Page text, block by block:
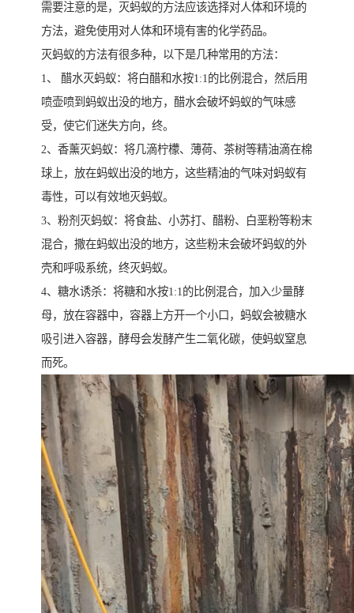
需要注意的是，灭蚂蚁的方法应该选择对人体和环境的
方法，避免使用对人体和环境有害的化学药品。
灭蚂蚁的方法有很多种，以下是几种常用的方法：
1、 醋水灭蚂蚁：将白醋和水按1:1的比例混合，然后用
喷壶喷到蚂蚁出没的地方，醋水会破坏蚂蚁的气味感
受，使它们迷失方向，终。
2、香薰灭蚂蚁：将几滴柠檬、薄荷、茶树等精油滴在棉
球上，放在蚂蚁出没的地方，这些精油的气味对蚂蚁有
毒性，可以有效地灭蚂蚁。
3、粉剂灭蚂蚁：将食盐、小苏打、醋粉、白垩粉等粉末
混合，撒在蚂蚁出没的地方，这些粉末会破坏蚂蚁的外
壳和呼吸系统，终灭蚂蚁。
4、糖水诱杀：将糖和水按1:1的比例混合，加入少量酵
母，放在容器中，容器上方开一个小口，蚂蚁会被糖水
吸引进入容器，酵母会发酵产生二氧化碳，使蚂蚁窒息
而死。